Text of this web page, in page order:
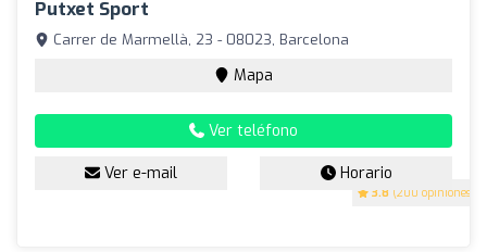
Putxet Sport
3.8 (200 opiniones)
Carrer de Marmellà, 23 - 08023, Barcelona
Mapa
Ver teléfono
Ver e-mail Horario